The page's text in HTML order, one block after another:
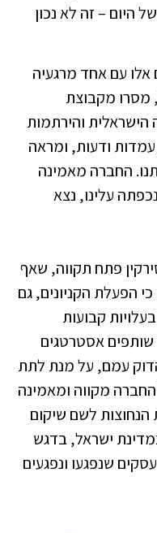
היום – זה לא נכון
עם אחד מרגעיה
מסרו מקבוצת
והירתמות
עמדות ודעות, ומראה
החברה מאמינה
עלינו, נצא
פתח תקווה, שאף
הפעלת הקניונים, גם
קבועות
שותפים אסטרטגים
עמם, על מנת לתת
מקווה ומאמינה
לשם שיקום
ישראל, בדגש
שנפגעו ונפגעים